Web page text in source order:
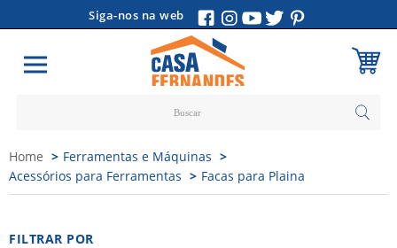
Siga-nos na web
Vazio
Home
Ferramentas e Máquinas
Acessórios para Ferramentas
Facas para Plaina
FILTRAR POR